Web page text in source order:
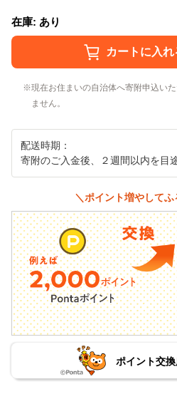
在庫: あり
現在お住まいの自治体へ寄附申込い
ません。
配送時期：
寄附のご入金後、２週間以内を目
＼ポイント増やして
ポイント交